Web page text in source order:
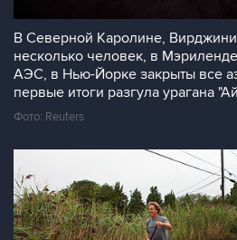
В Северной Каролине,
несколько человек, в
АЭС, в Нью-Йорке закрыты все
первые итоги разгула урагана
Фото: Reuters